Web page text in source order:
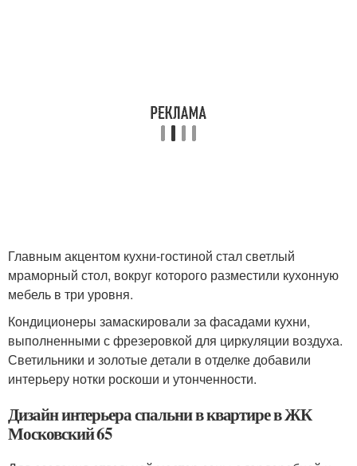
Главным акцентом кухни-гостиной стал светлый
мраморный стол, вокруг которого разместили кухонную
мебель в три уровня.
Кондиционеры замаскировали за фасадами кухни,
выполненными с фрезеровкой для циркуляции воздуха.
Светильники и золотые детали в отделке добавили
интерьеру нотки роскоши и утонченности.
Дизайн интерьера спальни в квартире в ЖК
Московский 65